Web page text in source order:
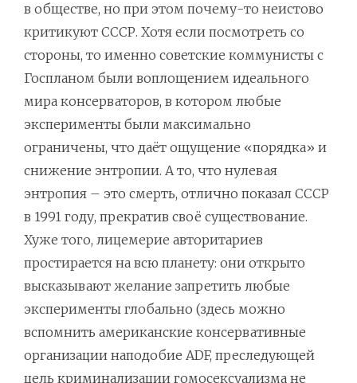
в обществе, но при этом почему-то неистово
критикуют СССР. Хотя если посмотреть со
стороны, то именно советские коммунисты с
Госпланом были воплощением идеального
мира консерваторов, в котором любые
эксперименты были максимально
ограничены, что даёт ощущение «порядка» и
снижение энтропии. А то, что нулевая
энтропия – это смерть, отлично показал СССР
в 1991 году, прекратив своё существование.
Хуже того, лицемерие авторитариев
простирается на всю планету: они открыто
высказывают желание запретить любые
эксперименты глобально (здесь можно
вспомнить американские консервативные
организации наподобие ADF, преследующей
цель криминализации гомосексуализма не